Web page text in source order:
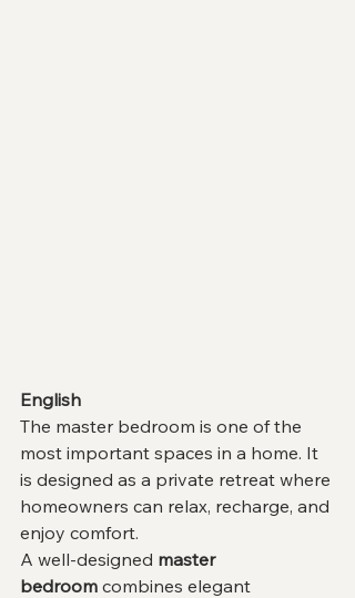
English
The master bedroom is one of the
most important spaces in a home. It
is designed as a private retreat where
homeowners can relax, recharge, and
enjoy comfort.
A well-designed master
bedroom combines elegant